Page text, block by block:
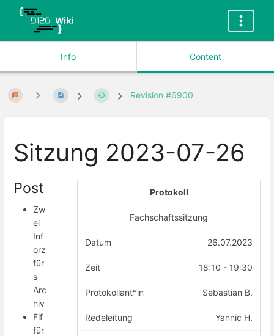
Info Content
Revision #6900
Sitzung 2023-07-26
Protokoll
Fachschaftssitzung
Datum 26.07.2023
Zeit 18:10 - 19:30
Protokollant*in Sebastian B.
Redeleitung Yannic H.
Post
Zw
ei
Inf
orz
für
s
Arc
hiv
Fif
für